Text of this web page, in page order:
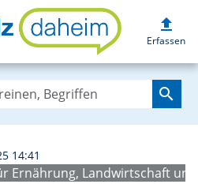
Mit Website &
upload
Erfassen
search
Ernährung, Landwirtschaft
14:41